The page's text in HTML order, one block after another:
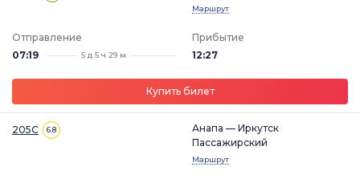
Маршрут
Отправление
07:19
5 д 5 ч 29 м
Прибытие
12:27
Купить билет
205С 6.8
Анапа — Иркутск
Пассажирский
Маршрут